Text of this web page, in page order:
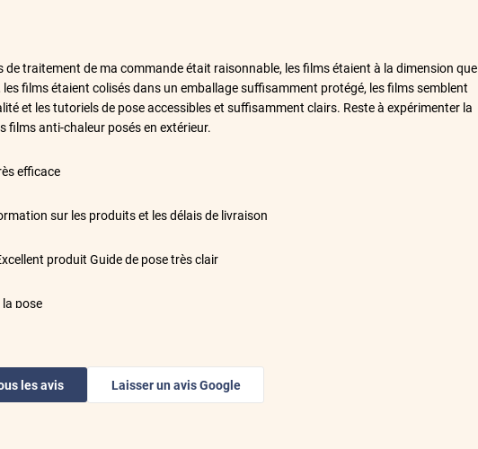
de traitement de ma commande était raisonnable, les films étaient à la dimension que
les films étaient colisés dans un emballage suffisamment protégé, les films semblent
et les tutoriels de pose accessibles et suffisamment clairs. Reste à expérimenter la
films anti-chaleur posés en extérieur.
efficace
sur les produits et les délais de livraison
produit Guide de pose très clair
pose
Très bonne explication. Deuxième fois que je commande chez luminis film. Merci a
les avis Laisser un avis Google